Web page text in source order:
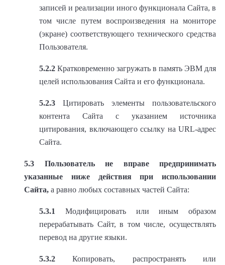
записей и реализации иного функционала Сайта, в
том числе путем воспроизведения на мониторе
(экране) соответствующего технического средства
Пользователя.
5.2.2 Кратковременно загружать в память ЭВМ для
целей использования Сайта и его функционала.
5.2.3 Цитировать элементы пользовательского
контента Сайта с указанием источника
цитирования, включающего ссылку на URL-адрес
Сайта.
5.3
Пользователь не вправе предпринимать
указанные ниже действия при использовании
Сайта, а равно любых составных частей Сайта:
5.3.1
Модифицировать или иным образом
перерабатывать Сайт, в том числе, осуществлять
перевод на другие языки.
5.3.2 Копировать, распространять или